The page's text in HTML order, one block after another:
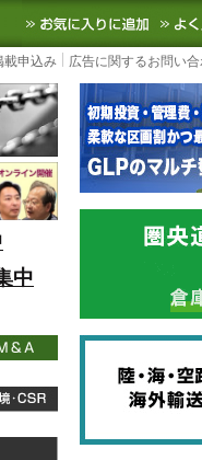
外の最新の物流ニュお
載申込み 広告に関するお問い
中